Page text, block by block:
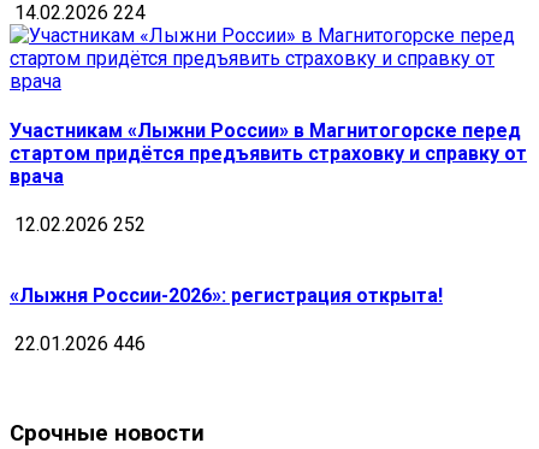
14.02.2026 224
Участникам «Лыжни России» в Магнитогорске перед
стартом придётся предъявить страховку и справку от
врача
12.02.2026 252
«Лыжня России-2026»: регистрация открыта!
22.01.2026 446
Срочные новости